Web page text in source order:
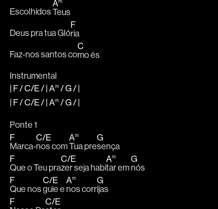
Escolhidos
A
Teus
Deus pra tua Gló
F
ria
Faz-nos santos co
C
mo és
Instrumental
| F/C/E/ |Am /G/|
| F/C/E/ |Am /G/|
Ponte 1
F
Marca-
C/E
nos com
Am
Tua pre
G
sença
F
Que o Teu pra
C/E
zer seja habi
Am
tar em
G
nós
F
Que nos
C/E
guie e
Am
nos corr
G
ijas
F
C/E